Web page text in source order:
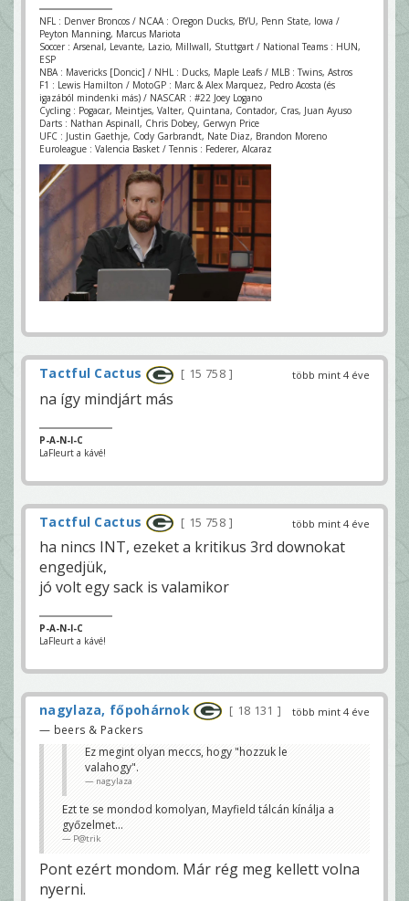
NFL : Denver Broncos / NCAA : Oregon Ducks, BYU, Penn State, Iowa /
Peyton Manning, Marcus Mariota
Soccer : Arsenal, Levante, Lazio, Millwall, Stuttgart / National Teams : HUN,
ESP
NBA : Mavericks [Doncic] / NHL : Ducks, Maple Leafs / MLB : Twins, Astros
F1 : Lewis Hamilton / MotoGP : Marc & Alex Marquez, Pedro Acosta (és
igazából mindenki más) / NASCAR : #22 Joey Logano
Cycling : Pogacar, Meintjes, Valter, Quintana, Contador, Cras, Juan Ayuso
Darts : Nathan Aspinall, Chris Dobey, Gerwyn Price
UFC : Justin Gaethje, Cody Garbrandt, Nate Diaz, Brandon Moreno
Euroleague : Valencia Basket / Tennis : Federer, Alcaraz
több mint 4 éve
Tactful Cactus 15 758
na így mindjárt más
P-A-N-I-C
LaFleurt a kávé!
több mint 4 éve
Tactful Cactus 15 758
ha nincs INT, ezeket a kritikus 3rd downokat
engedjük,
jó volt egy sack is valamikor
P-A-N-I-C
LaFleurt a kávé!
több mint 4 éve
nagylaza, főpohárnok 18 131
— beers & Packers
Ez megint olyan meccs, hogy "hozzuk le
valahogy".
nagylaza
Ezt te se mondod komolyan, Mayfield tálcán kínálja a
győzelmet...
P@trik
Pont ezért mondom. Már rég meg kellett volna
nyerni.